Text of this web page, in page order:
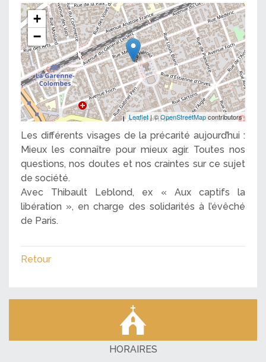
+
−
Leaflet| ©OpenStreetMapcontributors
Les différents visages de la précarité aujourd’hui :
Mieux les connaître pour mieux agir. Toutes nos
questions, nos doutes et nos craintes sur ce sujet
de société.
Avec Thibault Leblond, ex « Aux captifs la
libération », en charge des solidarités à l’évêché
de Paris.
Retour
HORAIRES